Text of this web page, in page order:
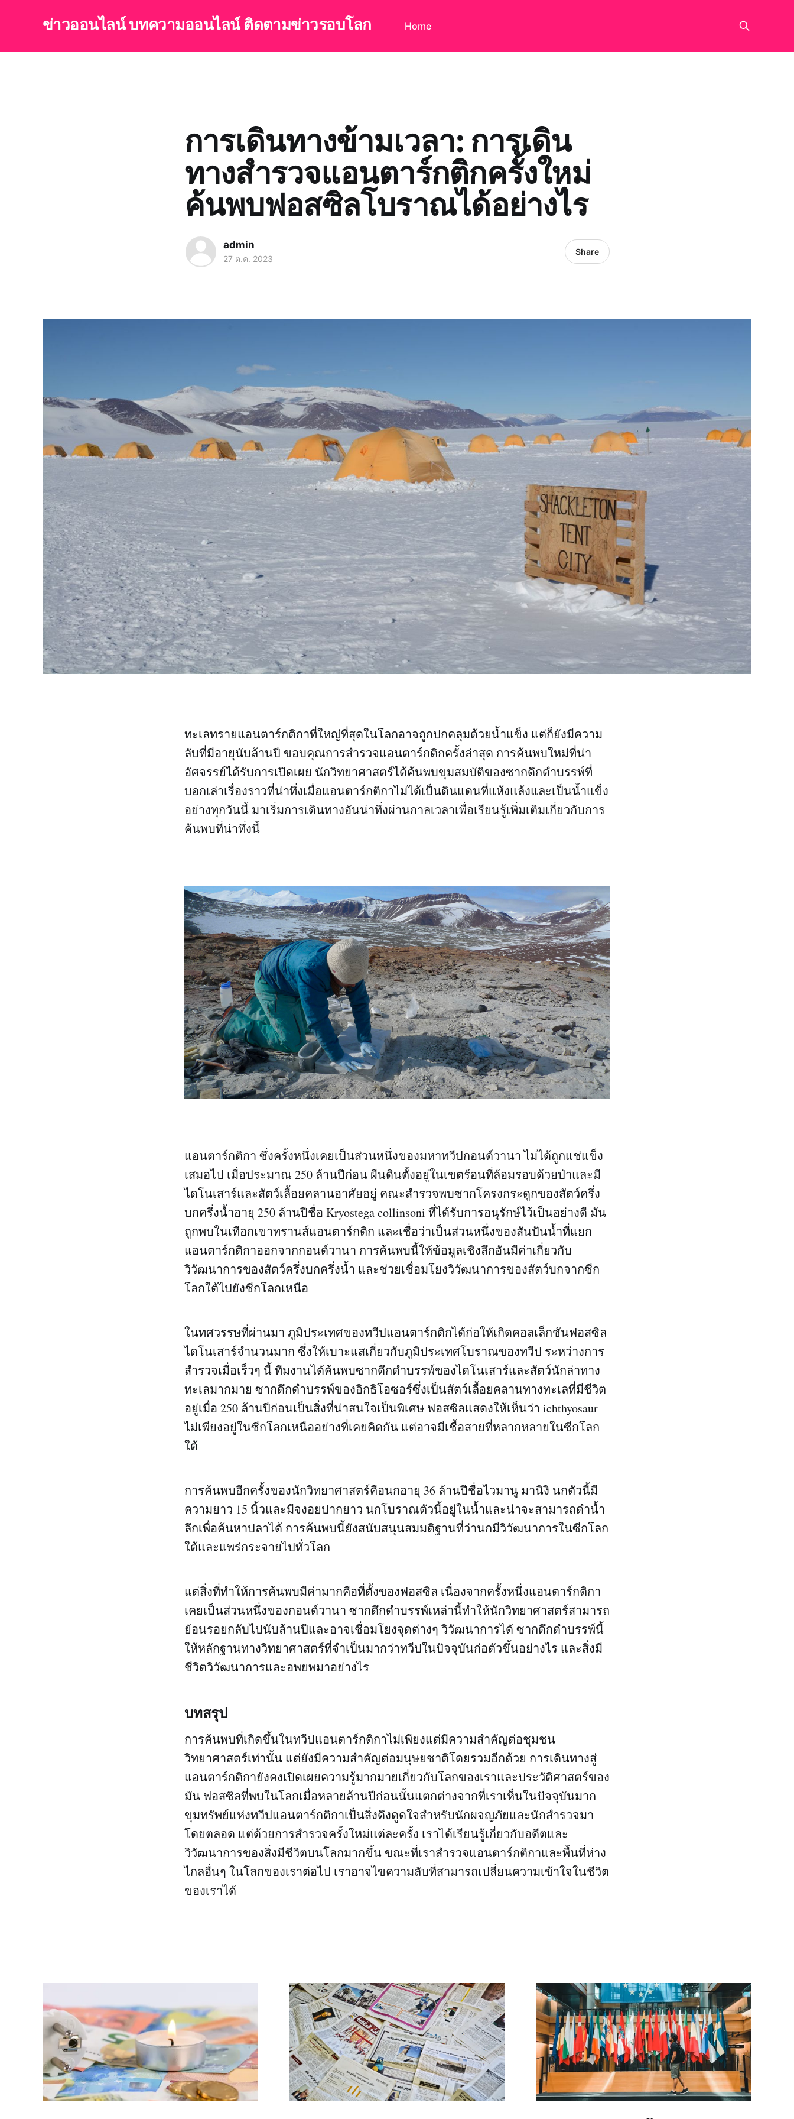
ข่าวออนไลน์ บทความออนไลน์ ติดตามข่าวรอบโลก Home
การเดินทางข้ามเวลา: การเดิน
ทางสำรวจแอนตาร์กติกครั้งใหม่
ค้นพบฟอสซิลโบราณได้อย่างไร
admin
27 ต.ค. 2023
Share
ทะเลทรายแอนตาร์กติกาที่ใหญ่ที่สุดในโลกอาจถูกปกคลุมด้วยน้ำแข็ง แต่ก็ยังมีความ
ลับที่มีอายุนับล้านปี ขอบคุณการสำรวจแอนตาร์กติกครั้งล่าสุด การค้นพบใหม่ที่น่า
อัศจรรย์ได้รับการเปิดเผย นักวิทยาศาสตร์ได้ค้นพบขุมสมบัติของซากดึกดำบรรพ์ที่
บอกเล่าเรื่องราวที่น่าทึ่งเมื่อแอนตาร์กติกาไม่ได้เป็นดินแดนที่แห้งแล้งและเป็นน้ำแข็ง
อย่างทุกวันนี้ มาเริ่มการเดินทางอันน่าทึ่งผ่านกาลเวลาเพื่อเรียนรู้เพิ่มเติมเกี่ยวกับการ
ค้นพบที่น่าทึ่งนี้
แอนตาร์กติกา ซึ่งครั้งหนึ่งเคยเป็นส่วนหนึ่งของมหาทวีปกอนด์วานา ไม่ได้ถูกแช่แข็ง
เสมอไป เมื่อประมาณ 250 ล้านปีก่อน ผืนดินตั้งอยู่ในเขตร้อนที่ล้อมรอบด้วยป่าและมี
ไดโนเสาร์และสัตว์เลื้อยคลานอาศัยอยู่ คณะสำรวจพบซากโครงกระดูกของสัตว์ครึ่ง
บกครึ่งน้ำอายุ 250 ล้านปีชื่อ Kryostega collinsoni ที่ได้รับการอนุรักษ์ไว้เป็นอย่างดี มัน
ถูกพบในเทือกเขาทรานส์แอนตาร์กติก และเชื่อว่าเป็นส่วนหนึ่งของสันปันน้ำที่แยก
แอนตาร์กติกาออกจากกอนด์วานา การค้นพบนี้ให้ข้อมูลเชิงลึกอันมีค่าเกี่ยวกับ
วิวัฒนาการของสัตว์ครึ่งบกครึ่งน้ำ และช่วยเชื่อมโยงวิวัฒนาการของสัตว์บกจากซีก
โลกใต้ไปยังซีกโลกเหนือ
ในทศวรรษที่ผ่านมา ภูมิประเทศของทวีปแอนตาร์กติกได้ก่อให้เกิดคอลเล็กชันฟอสซิล
ไดโนเสาร์จำนวนมาก ซึ่งให้เบาะแสเกี่ยวกับภูมิประเทศโบราณของทวีป ระหว่างการ
สำรวจเมื่อเร็วๆ นี้ ทีมงานได้ค้นพบซากดึกดำบรรพ์ของไดโนเสาร์และสัตว์นักล่าทาง
ทะเลมากมาย ซากดึกดำบรรพ์ของอิกธิโอซอร์ซึ่งเป็นสัตว์เลื้อยคลานทางทะเลที่มีชีวิต
อยู่เมื่อ 250 ล้านปีก่อนเป็นสิ่งที่น่าสนใจเป็นพิเศษ ฟอสซิลแสดงให้เห็นว่า ichthyosaur
ไม่เพียงอยู่ในซีกโลกเหนืออย่างที่เคยคิดกัน แต่อาจมีเชื้อสายที่หลากหลายในซีกโลก
ใต้
การค้นพบอีกครั้งของนักวิทยาศาสตร์คือนกอายุ 36 ล้านปีชื่อไวมานู มานิงิ นกตัวนี้มี
ความยาว 15 นิ้วและมีจงอยปากยาว นกโบราณตัวนี้อยู่ในน้ำและน่าจะสามารถดำน้ำ
ลึกเพื่อค้นหาปลาได้ การค้นพบนี้ยังสนับสนุนสมมติฐานที่ว่านกมีวิวัฒนาการในซีกโลก
ใต้และแพร่กระจายไปทั่วโลก
แต่สิ่งที่ทำให้การค้นพบมีค่ามากคือที่ตั้งของฟอสซิล เนื่องจากครั้งหนึ่งแอนตาร์กติกา
เคยเป็นส่วนหนึ่งของกอนด์วานา ซากดึกดำบรรพ์เหล่านี้ทำให้นักวิทยาศาสตร์สามารถ
ย้อนรอยกลับไปนับล้านปีและอาจเชื่อมโยงจุดต่างๆ วิวัฒนาการได้ ซากดึกดำบรรพ์นี้
ให้หลักฐานทางวิทยาศาสตร์ที่จำเป็นมากว่าทวีปในปัจจุบันก่อตัวขึ้นอย่างไร และสิ่งมี
ชีวิตวิวัฒนาการและอพยพมาอย่างไร
บทสรุป
การค้นพบที่เกิดขึ้นในทวีปแอนตาร์กติกาไม่เพียงแต่มีความสำคัญต่อชุมชน
วิทยาศาสตร์เท่านั้น แต่ยังมีความสำคัญต่อมนุษยชาติโดยรวมอีกด้วย การเดินทางสู่
แอนตาร์กติกายังคงเปิดเผยความรู้มากมายเกี่ยวกับโลกของเราและประวัติศาสตร์ของ
มัน ฟอสซิลที่พบในโลกเมื่อหลายล้านปีก่อนนั้นแตกต่างจากที่เราเห็นในปัจจุบันมาก
ขุมทรัพย์แห่งทวีปแอนตาร์กติกาเป็นสิ่งดึงดูดใจสำหรับนักผจญภัยและนักสำรวจมา
โดยตลอด แต่ด้วยการสำรวจครั้งใหม่แต่ละครั้ง เราได้เรียนรู้เกี่ยวกับอดีตและ
วิวัฒนาการของสิ่งมีชีวิตบนโลกมากขึ้น ขณะที่เราสำรวจแอนตาร์กติกาและพื้นที่ห่าง
ไกลอื่นๆ ในโลกของเราต่อไป เราอาจไขความลับที่สามารถเปลี่ยนความเข้าใจในชีวิต
ของเราได้